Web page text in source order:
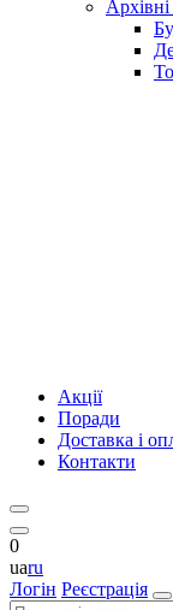
Акції
Поради
Доставка і
Контакти
0
uaru
Логін Реєстрація